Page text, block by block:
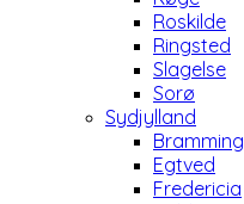
Roskilde
Ringsted
Slagelse
Sorø
Sydjylland
Bramming
Egtved
Fredericia